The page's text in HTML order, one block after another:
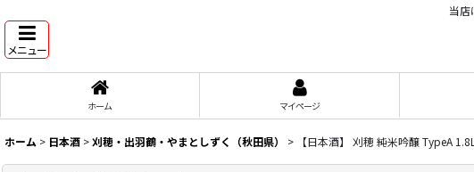
当店
メニュー
ホーム マイページ
ホーム > 日本酒 >刈穂・出羽鶴・やまとしずく（秋田県） > 【日本酒】 刈穂 純米吟醸 TypeA 1.8L